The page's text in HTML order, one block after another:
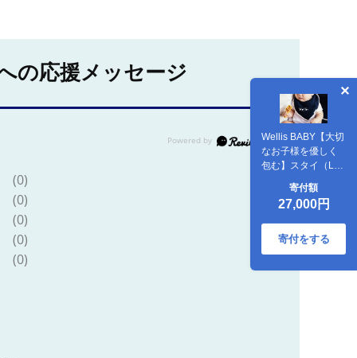
Wellis BABY【大切
なお子様を優しく
包む】スタイ（Lサ
（009_5219）
寄付額
27,000円
寄付をする
の応援メッセージ
(0)
(0)
(0)
(0)
(0)